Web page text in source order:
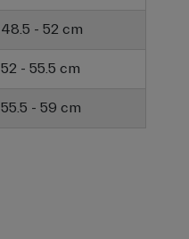
48.5 - 52 cm
52 - 55.5 cm
55.5 - 59 cm